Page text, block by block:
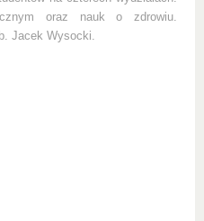
oraz nauk o zdrowiu.
Jacek Wysocki.